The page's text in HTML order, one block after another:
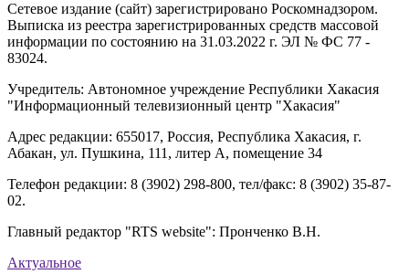
Сетевое издание (сайт) зарегистрировано Роскомнадзором.
Выписка из реестра зарегистрированных средств массовой
информации по состоянию на 31.03.2022 г. ЭЛ № ФС 77 -
83024.
Учредитель: Автономное учреждение Республики Хакасия
"Информационный телевизионный центр "Хакасия"
Адрес редакции: 655017, Россия, Республика Хакасия, г.
Абакан, ул. Пушкина, 111, литер А, помещение 34
Телефон редакции: 8 (3902) 298-800, тел/факс: 8 (3902) 35-87-
02.
Главный редактор "RTS website": Пронченко В.Н.
Актуальное